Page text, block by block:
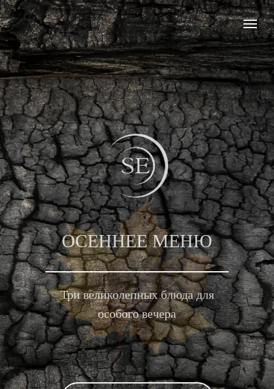
ОСЕННЕЕ МЕНЮ
Три великолепных блюда для
особого вечера